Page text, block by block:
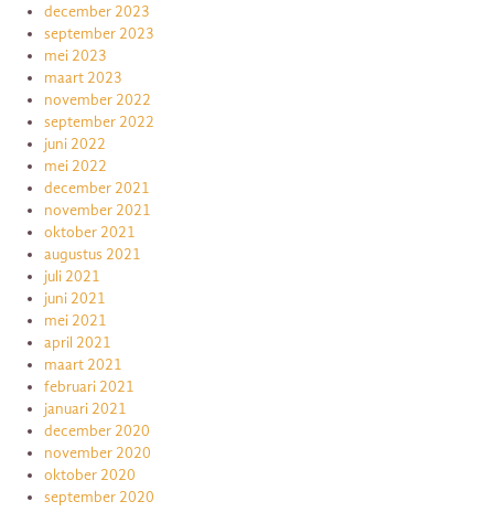
december 2023
september 2023
mei 2023
maart 2023
november 2022
september 2022
juni 2022
mei 2022
december 2021
november 2021
oktober 2021
augustus 2021
juli 2021
juni 2021
mei 2021
april 2021
maart 2021
februari 2021
januari 2021
december 2020
november 2020
oktober 2020
september 2020